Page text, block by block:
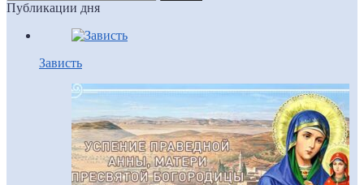
Публикации дня
Зависть